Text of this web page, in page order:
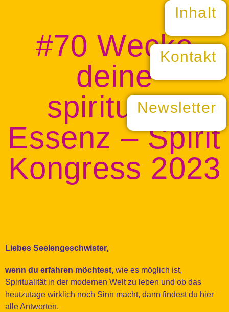
Inhalt
Kontakt
Newsletter
#70 Wecke
deine
spirituelle
Essenz – Spirit
Kongress 2023
Liebes Seelengeschwister,
wenn du erfahren möchtest, wie es möglich ist,
Spiritualität in der modernen Welt zu leben und ob das
heutzutage wirklich noch Sinn macht, dann findest du hier
alle Antworten.